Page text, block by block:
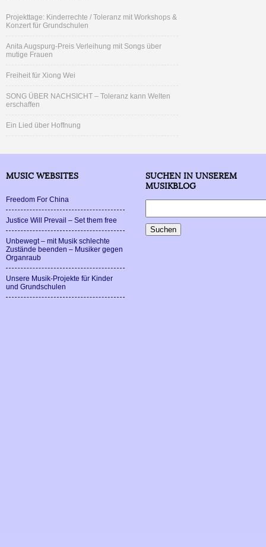
Projekttage: Kinderrechte / Toleranz mit Workshops &
Konzert für Grundschulen
Anita Augspurg-Preis Verleihung mit Songs über
mutige Frauen
Freiheit für Xiong Wei
SONG ÜBER NACHSICHT – Toleranz kann Welten
erschaffen
Ein Lied über Hoffnung
MUSIC WEBSITES
Freedom For China
Justice Will Prevail – Set them free
Unbewegt – mit Musik schlechte
Zustände beenden – Musiker gegen
Organraub
Unsere Musik-Projekte für Kinder
und Grundschulen
SUCHEN IN UNSEREM
MUSIKBLOG